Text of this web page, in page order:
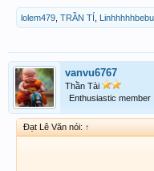
lolem479 TRẦN TÍ
vanvu6767
Thần Tài
Enthusiastic member
Đạt Lê Văn nói: ↑